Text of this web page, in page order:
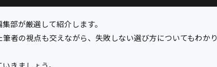
部が厳選して紹介します。
者の視点も交えながら、失敗しない選び方についてもわかり